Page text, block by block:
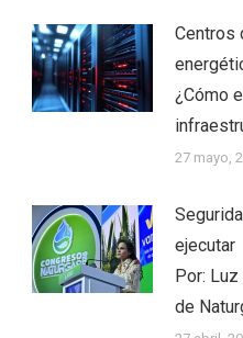
Centros
¿Cómo
27 mayo,
ejecutar
Por:
de